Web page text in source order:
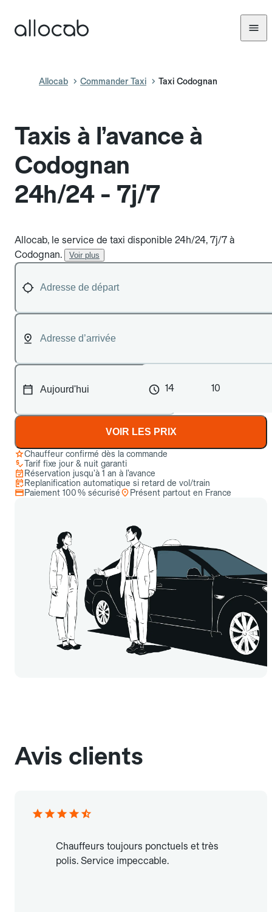
Allocab Commander Taxi Taxi Codognan
Taxis à l’avance à
Codognan
24h/24 - 7j/7
Allocab, le service de taxi disponible 24h/24, 7j/7 à
Codognan.
Voir plus
14 10
VOIR LES PRIX
Chauffeur confirmé dès la commande
Tarif fixe jour & nuit garanti
Réservation jusqu’à 1 an à l’avance
Replanification automatique si retard de vol/train
Paiement 100 % sécurisé
Présent partout en France
Avis clients
Chauffeurs toujours ponctuels et très
polis. Service impeccable.